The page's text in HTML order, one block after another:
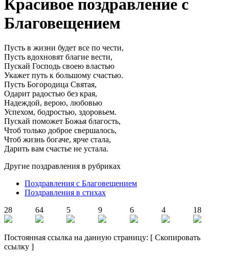
Красивое поздравление с
Благовещением
Пусть в жизни будет все по чести,
Пусть вдохновят благие вести,
Пускай Господь своею властью
Укажет путь к большому счастью.
Пусть Богородица Святая,
Одарит радостью без края,
Надеждой, верою, любовью
Успехом, бодростью, здоровьем.
Пускай поможет Божья благость,
Чтоб только доброе свершалось,
Чтоб жизнь богаче, ярче стала,
Дарить вам счастье не устала.
Другие поздравления в рубриках
Поздравления с Благовещением
Поздравления в стихах
28
64 5 9 6 4 18
Постоянная ссылка на данную страницу: [ Скопировать
ссылку ]